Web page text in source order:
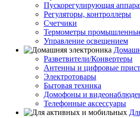
Пускорегулирующая
Регуляторы, контроллеры
Счетчики
Термометры
Управление освещением
Разветвители/Конвертеры
Антенны и цифровые
Электротовары
Бытовая техника
Домофоны и
Телефонные аксессуары